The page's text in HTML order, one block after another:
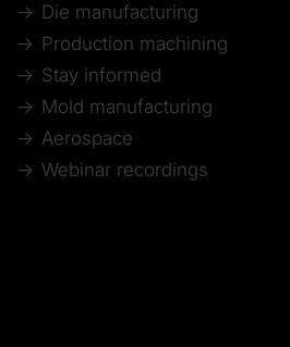
Die manufacturing
Production machining
Stay informed
Mold manufacturing
Aerospace
Webinar recordings